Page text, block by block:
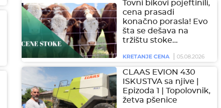
Tovni bikovi pojeftinili,
cena prasadi
konačno porasla! Evo
šta se dešava na
tržištu stoke…
KRETANJE CENA 05.08.2026
CLAAS EVION 430
ISKUSTVA sa njive |
Epizoda 1 | Topolovnik,
žetva pšenice